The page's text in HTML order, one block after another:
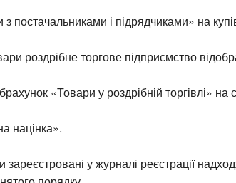
постачальниками і підрядчиками» на
роздрібне торгове підприємство
«Товари у роздрібній торгівлі» на
націнка».
у журналі реєстрації